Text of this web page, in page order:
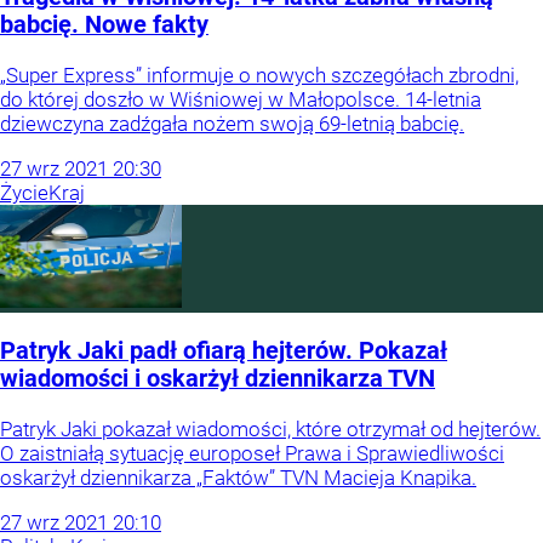
babcię. Nowe fakty
„Super Express” informuje o nowych szczegółach zbrodni,
do której doszło w Wiśniowej w Małopolsce. 14-letnia
dziewczyna zadźgała nożem swoją 69-letnią babcię.
27 wrz 2021 20:30
ŻycieKraj
Patryk Jaki padł ofiarą hejterów. Pokazał
wiadomości i oskarżył dziennikarza TVN
Patryk Jaki pokazał wiadomości, które otrzymał od hejterów.
O zaistniałą sytuację europoseł Prawa i Sprawiedliwości
oskarżył dziennikarza „Faktów” TVN Macieja Knapika.
27 wrz 2021 20:10